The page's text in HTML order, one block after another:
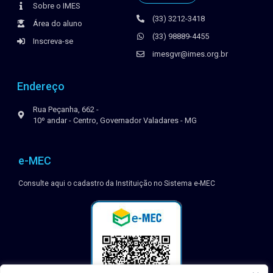
Sobre o IMES
Área do aluno
Inscreva-se
(33) 3212-3418
(33) 98889-4455
imesgvr@imes.org.br
Endereço
Rua Peçanha, 662 -
10º andar - Centro, Governador Valadares - MG
e-MEC
Consulte aqui o cadastro da Instituição no Sistema e-MEC